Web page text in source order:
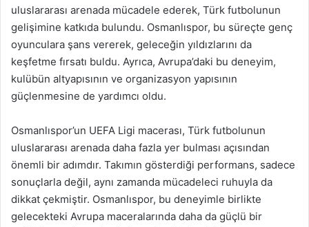
uluslararası arenada mücadele ederek, Türk futbolunun
gelişimine katkıda bulundu. Osmanlıspor, bu süreçte genç
oyunculara şans vererek, geleceğin yıldızlarını da
keşfetme fırsatı buldu. Ayrıca, Avrupa’daki bu deneyim,
kulübün altyapısının ve organizasyon yapısının
güçlenmesine de yardımcı oldu.
Osmanlıspor’un UEFA Ligi macerası, Türk futbolunun
uluslararası arenada daha fazla yer bulması açısından
önemli bir adımdır. Takımın gösterdiği performans, sadece
sonuçlarla değil, aynı zamanda mücadeleci ruhuyla da
dikkat çekmiştir. Osmanlıspor, bu deneyimle birlikte
gelecekteki Avrupa maceralarında daha da güçlü bir